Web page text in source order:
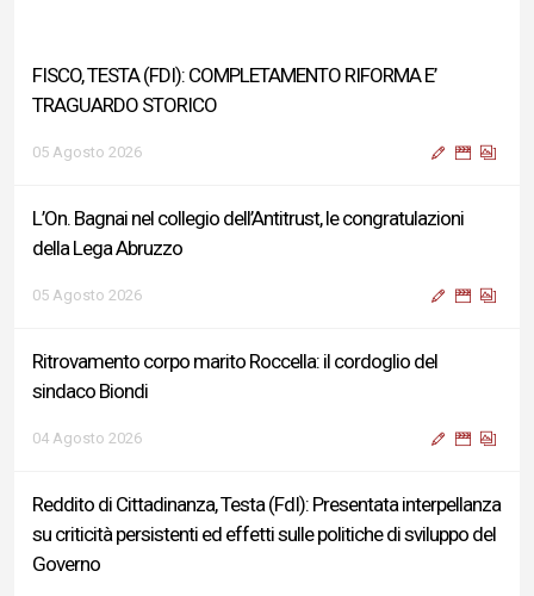
FISCO, TESTA (FDI): COMPLETAMENTO RIFORMA E’
TRAGUARDO STORICO
05 Agosto 2026
L’On. Bagnai nel collegio dell’Antitrust, le congratulazioni
della Lega Abruzzo
05 Agosto 2026
Ritrovamento corpo marito Roccella: il cordoglio del
sindaco Biondi
04 Agosto 2026
Reddito di Cittadinanza, Testa (FdI): Presentata interpellanza
su criticità persistenti ed effetti sulle politiche di sviluppo del
Governo